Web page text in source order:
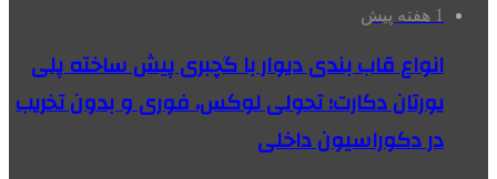
1 هفته پیش
انواع قاب بندی دیوار با گچبری پیش ساخته پلی
یورتان دکارت؛ تحولی لوکس، فوری و بدون تخریب
در دکوراسیون داخلی